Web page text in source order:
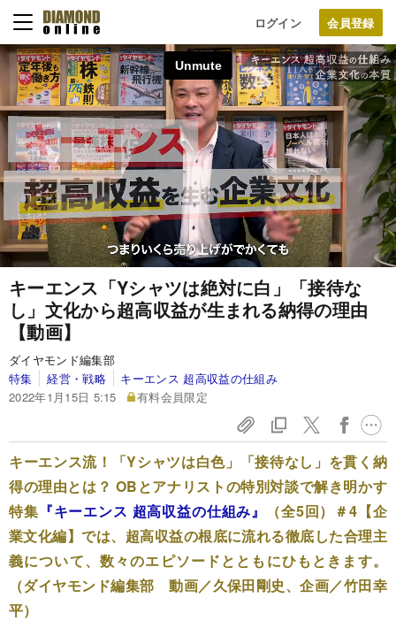
ログイン
キーエンス「Yシャツは絶対に白」「接待な
し」文化から超高収益が生まれる納得の理由
【動画】
ダイヤモンド編集部
特集
経営・戦略
キーエンス 超高収益の仕組み
2022年1月15日 5:15
有料会員限定
キーエンス流！「Yシャツは白色」「接待なし」を貫く納
得の理由とは？ OBとアナリストの特別対談で解き明かす
特集 『キーエンス 超高収益の仕組み』
（全5回）＃4【企
業文化編】では、超高収益の根底に流れる徹底した合理主
義について、数々のエピソードとともにひもときます。
（ダイヤモンド編集部 動画／久保田剛史、企画／竹田幸
平）